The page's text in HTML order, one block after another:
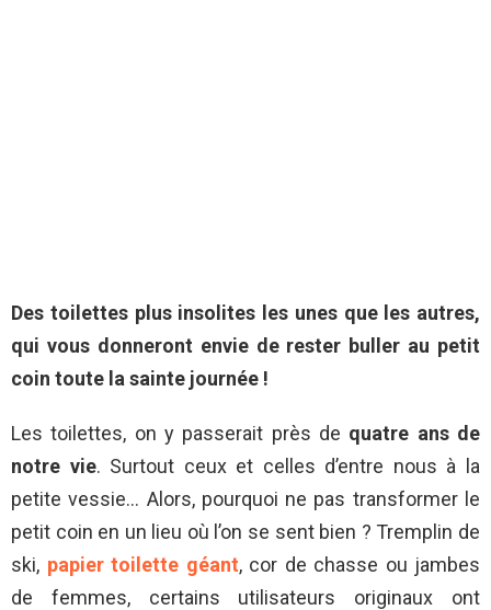
Des toilettes plus insolites les unes que les autres,
qui vous donneront envie de rester buller au petit
coin toute la sainte journée !
Les toilettes, on y passerait près de quatre ans de
notre vie. Surtout ceux et celles d’entre nous à la
petite vessie… Alors, pourquoi ne pas transformer le
petit coin en un lieu où l’on se sent bien ? Tremplin de
ski, papier toilette géant, cor de chasse ou jambes
de femmes, certains utilisateurs originaux ont